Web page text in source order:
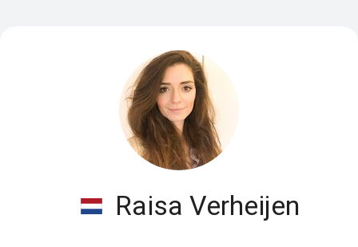
Raisa Verheijen